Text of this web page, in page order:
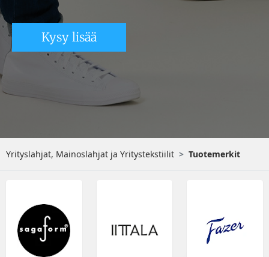
Kysy lisää
Yrityslahjat, Mainoslahjat ja Yritystekstiilit Tuotemerkit